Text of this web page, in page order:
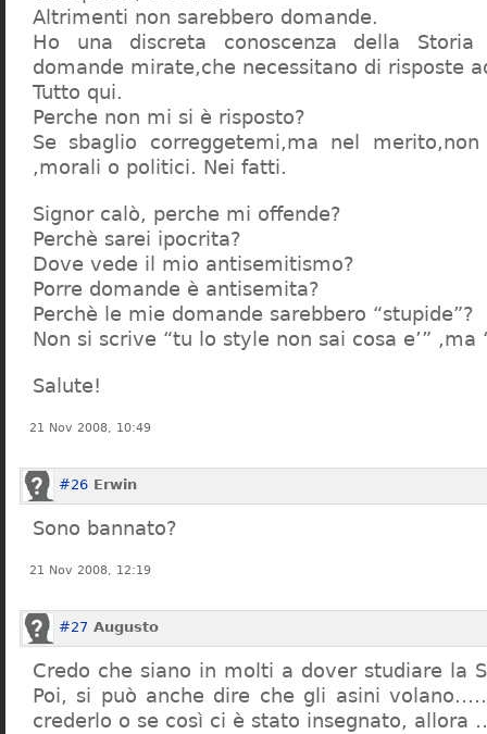
Altrimenti non sarebbero domande.
Ho una discreta conoscenza della
domande mirate,che necessitano di risposte
Tutto qui.
Perche non mi si è risposto?
Se sbaglio correggetemi,ma nel
,morali o politici. Nei fatti.
Signor calò, perche mi offende?
Perchè sarei ipocrita?
Dove vede il mio antisemitismo?
Porre domande è antisemita?
Perchè le mie domande sarebbero “stupide”?
Non si scrive “tu lo style non sai cosa e’” ,ma
Salute!
21 Nov 2008, 10:49
#26 Erwin
Sono bannato?
21 Nov 2008, 12:19
#27 Augusto
Credo che siano in molti a dover studiare la
Poi, si può anche dire che gli asini
crederlo o se così ci è stato insegnato,